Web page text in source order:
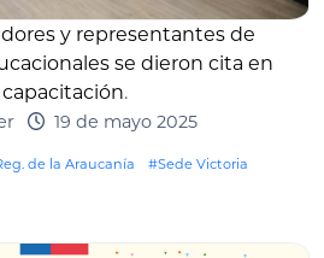
y representantes de
se dieron cita en
.
19 de mayo 2025
de la Araucanía
#Sede Victoria